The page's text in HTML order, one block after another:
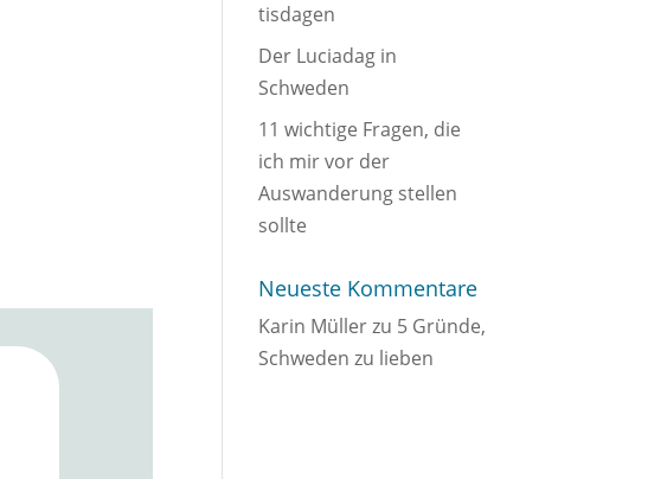
tisdagen
Der Luciadag in
Schweden
11 wichtige Fragen, die
ich mir vor der
Auswanderung stellen
sollte
Neueste Kommentare
Karin Müllerzu 5 Gründe,
Schweden zu lieben